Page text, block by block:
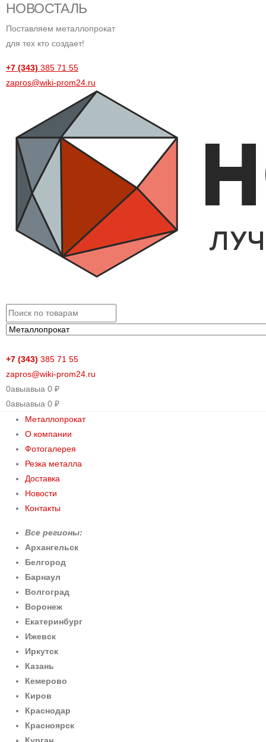
НОВОСТАЛЬ
Поставляем металлопрокат
для тех кто создает!
+7 (343) 385 71 55
zapros@wiki-prom24.ru
+7 (343) 385 71 55
zapros@wiki-prom24.ru
0авыавыа 0 ₽
0авыавыа 0 ₽
Металлопрокат
О компании
Фотогалерея
Резка металла
Доставка
Новости
Контакты
Все регионы:
Архангельск
Белгород
Барнаул
Волгоград
Воронеж
Екатеринбург
Ижевск
Иркутск
Казань
Кемерово
Киров
Краснодар
Красноярск